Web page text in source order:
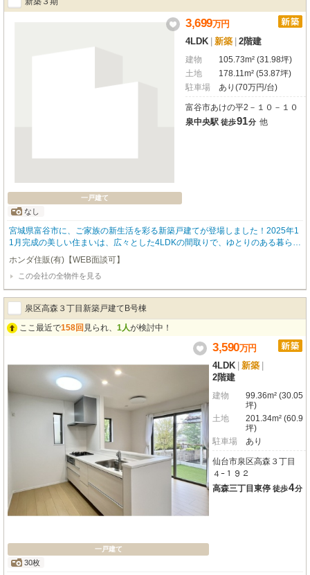
付属病院の開設も決まっており、さらなる発展も楽しみですね。都市ガスやカ
ウンターキッチン、浴室乾燥機、モニター付インターホンなど、嬉しい設備も
充実。耐震構造で安心感もプラスされています。普通車2台分の駐車スペース
も確保されており、お車をお持ちのご家庭にもぴったりです。この機会に、新
しい生活を始めてみませんか？住宅ローンや諸費用についても、どうぞお気軽
一戸建て
なし
3,699万円
4LDK 新築 2階建
建物
105.73m² (31.98坪)
土地
178.11m² (53.87坪)
駐車場
あり(70万円/台)
富谷市あけの平2－１０－１０
泉中央駅 徒歩91分 他
宮城県富谷市に、ご家族の新生活を彩る新築戸建てが登場しました！2025年1
1月完成の美しい住まいは、広々とした4LDKの間取りで、ゆとりのある暮らし
を叶えます。南向きバルコニーで日当たりも良好、明るいリビングで毎日を気
持ちよくお過ごしいただけますよ。安心の制震構造に加え、全居室に収納スペ
ースがたっぷり備わっており、お部屋をすっきりと保てるのが嬉しいポイン
ト。お車は3台まで無料で駐車可能ですので、来客時も安心です。開放感あふ
れる角地も魅力ですね。徒歩7分には富谷市立あけの平小学校があり、お子様
の通学も安心。郵便局も徒歩3分と近く、日々の生活に便利な環境です。周辺
にはスーパーやコンビニ、飲食店も点在し、お買い物やお食事にも困りませ
ホンダ住販(有)【WEB面談可】
この会社の全物件を見る
泉区高森３丁目新築戸建てB号棟
ここ最近で158回 見られ、 1人が検討中！
一戸建て
30枚
3,590万円
4LDK 新築
2階建
建物
99.36m² (30.05
坪)
土地
201.34m² (60.9
坪)
駐車場
あり
仙台市泉区高森３丁目
４ｰ１９２
高森三丁目東停 徒歩4分